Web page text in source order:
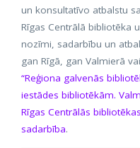
un konsultatīvo atbalstu
Rīgas Centrālā bibliotēka
nozīmi, sadarbību un
gan Rīgā, gan Valmierā
“Reģiona galvenās
iestādes bibliotēkām.
Rīgas Centrālās
sadarbība.